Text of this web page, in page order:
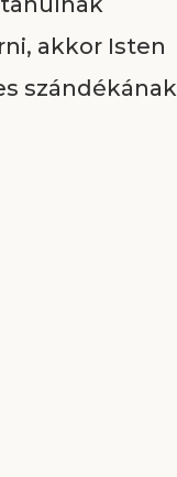
akkor Isten
szándékának